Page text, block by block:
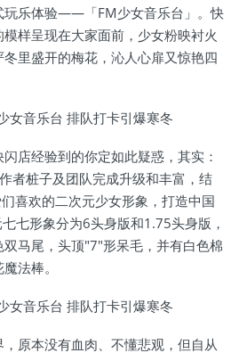
玩乐体验——「FM少女音乐台」。快
样呈现在大家面前，少女粉映衬火
里盛开的梅花，沁人心扉又惊艳四
店经验到的你定如此疑惑，其实：
者桩子及团队完成升级和丰富，结
喜欢的二次元少女形象，打造中国
七形象分为6头身版和1.75头身版，
马尾，头顶"7"形呆毛，并有白色棉
法棒。
原本没有血肉、不懂悲观，但自从